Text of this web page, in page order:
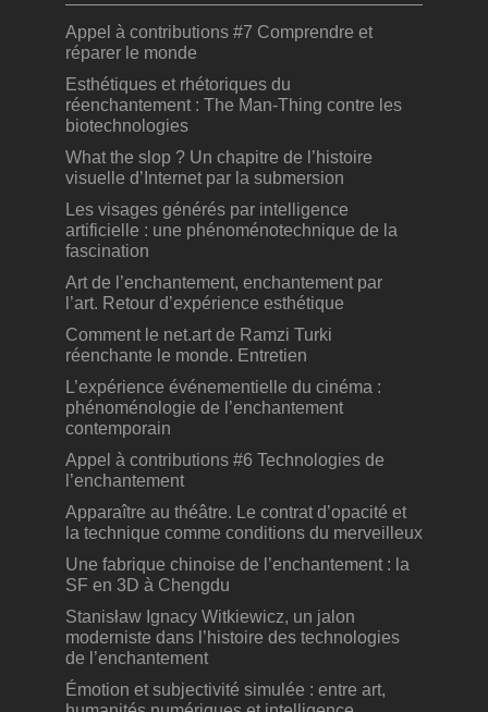
Appel à contributions #7 Comprendre et
réparer le monde
Esthétiques et rhétoriques du
réenchantement : The Man-Thing contre les
biotechnologies
What the slop ? Un chapitre de l’histoire
visuelle d’Internet par la submersion
Les visages générés par intelligence
artificielle : une phénoménotechnique de la
fascination
Art de l’enchantement, enchantement par
l’art. Retour d’expérience esthétique
Comment le net.art de Ramzi Turki
réenchante le monde. Entretien
L’expérience événementielle du cinéma :
phénoménologie de l’enchantement
contemporain
Appel à contributions #6 Technologies de
l’enchantement
Apparaître au théâtre. Le contrat d’opacité et
la technique comme conditions du merveilleux
Une fabrique chinoise de l’enchantement : la
SF en 3D à Chengdu
Stanisław Ignacy Witkiewicz, un jalon
moderniste dans l’histoire des technologies
de l’enchantement
Émotion et subjectivité simulée : entre art,